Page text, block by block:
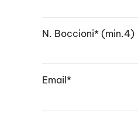
N. Boccioni* (min.4)
Email*